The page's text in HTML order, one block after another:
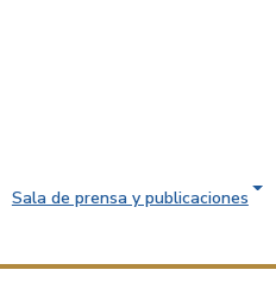
Sala de prensa y publicaciones